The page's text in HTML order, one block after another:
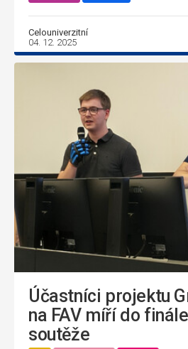
Celouniverzitní
04. 12. 2025
Účastníci projektu
na FAV míří do
soutěže